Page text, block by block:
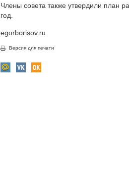
Члены совета также утвердили план
год.
egorborisov.ru
Версия для печати